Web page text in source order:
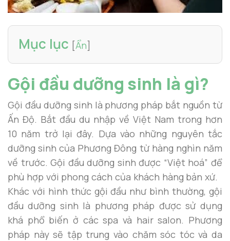
Mục lục [Ẩn]
Gội đầu dưỡng sinh là gì?
Gội đầu dưỡng sinh là phương pháp bắt nguồn từ
Ấn Độ. Bắt đầu du nhập về Việt Nam trong hơn
10 năm trở lại đây. Dựa vào những nguyên tắc
dưỡng sinh của Phương Đông từ hàng nghìn năm
về trước. Gội đầu dưỡng sinh được “Việt hoá” để
phù hợp với phong cách của khách hàng bản xứ.
Khác với hình thức gội đầu như bình thường, gội
đầu dưỡng sinh là phương pháp được sử dụng
khá phổ biến ở các spa và hair salon. Phương
pháp này sẽ tập trung vào chăm sóc tóc và da